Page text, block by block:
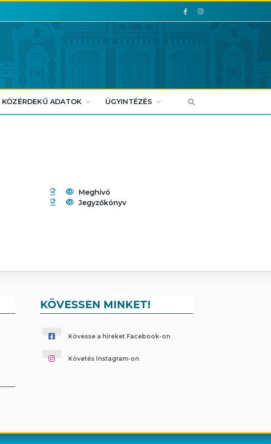
Facebook
Facebook
KÖZÉRDEKŰ ADATOK ÜGYINTÉZÉS
Meghívó
Jegyzőkönyv
KÖVESSEN MINKET!
Kövesse a híreket Facebook-on
Követés Instagram-on